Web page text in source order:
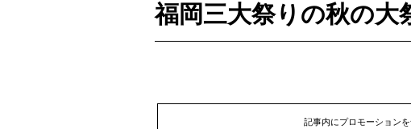
福岡三大祭りの秋の大
記事内にプロモーション